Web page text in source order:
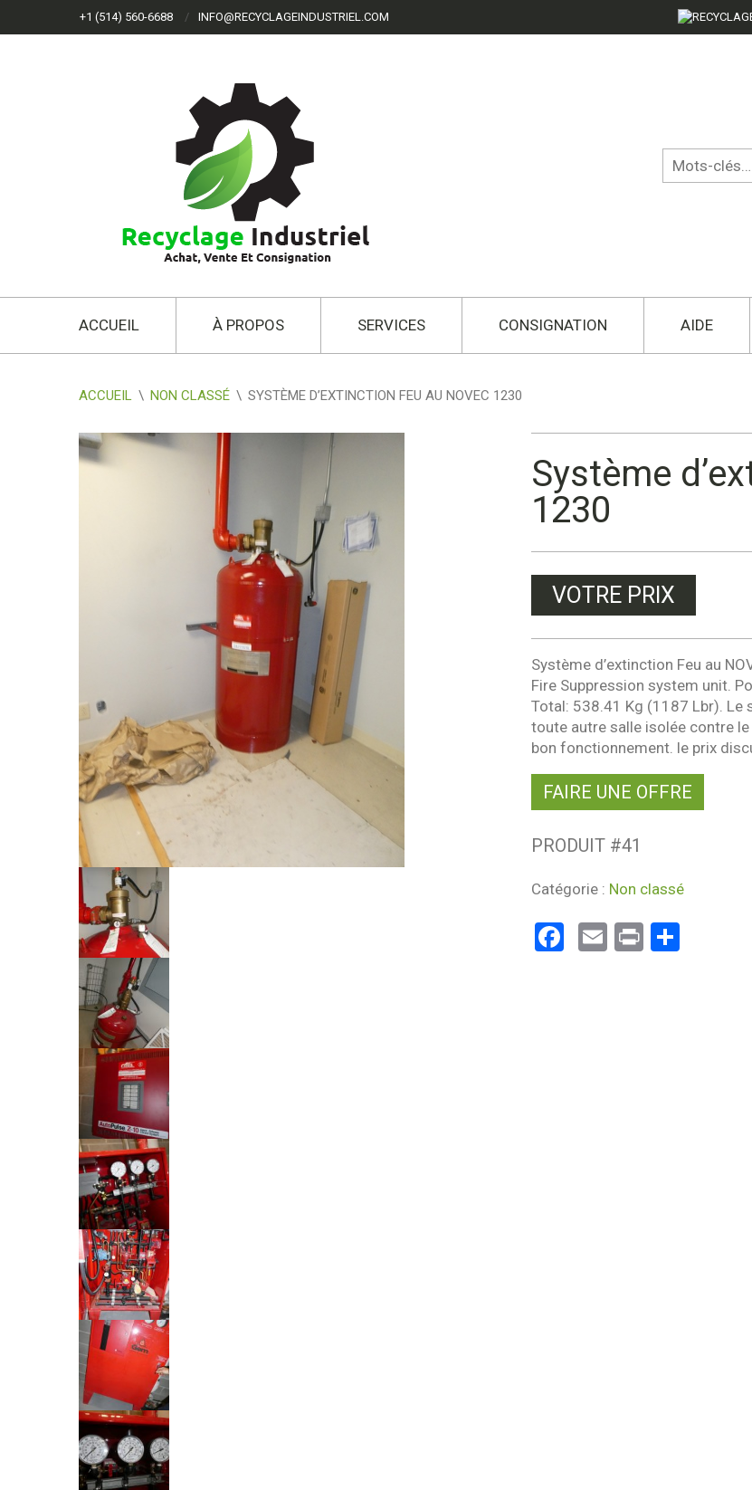
+1 (514) 560-6688 INFO@RECYCLAGEINDUSTRIEL.COM
ACCUEIL À PROPOS SERVICES CONSIGNATION AIDE
ACCUEIL \ NON CLASSÉ \ SYSTÈME D’EXTINCTION FEU AU NOVEC 1230
Système
1230
VOTRE PRIX
Système d’extinction Feu au
Fire Suppression system unit.
Total: 538.41 Kg (1187 Lbr). Le
toute autre salle isolée contre
bon fonctionnement. le prix
FAIRE UNE OFFRE
PRODUIT #41
Catégorie : Non classé
Facebook
Email
Print